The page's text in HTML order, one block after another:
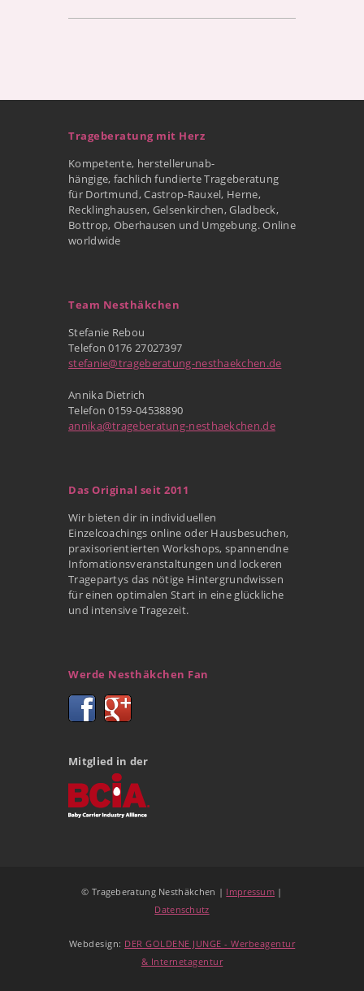
Trageberatung mit Herz
Kompetente, herstellerunab-
hängige, fachlich fundierte Trageberatung
für Dortmund, Castrop-Rauxel, Herne,
Recklinghausen, Gelsenkirchen, Gladbeck,
Bottrop, Oberhausen und Umgebung. Online
worldwide
Team Nesthäkchen
Stefanie Rebou
Telefon 0176 27027397
stefanie@trageberatung-nesthaekchen.de
Annika Dietrich
Telefon 0159-04538890
annika@trageberatung-nesthaekchen.de
Das Original seit 2011
Wir bieten dir in individuellen
Einzelcoachings online oder Hausbesuchen,
praxisorientierten Workshops, spannendne
Infomationsveranstaltungen und lockeren
Tragepartys das nötige Hintergrundwissen
für einen optimalen Start in eine glückliche
und intensive Tragezeit.
Werde Nesthäkchen Fan
Mitglied in der
© Trageberatung Nesthäkchen | Impressum |
Datenschutz
Webdesign: DER GOLDENE JUNGE - Werbeagentur
& Internetagentur